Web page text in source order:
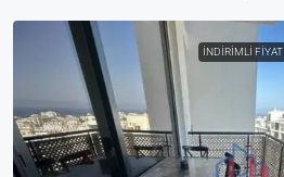
İNDIRIMLI FIYAT